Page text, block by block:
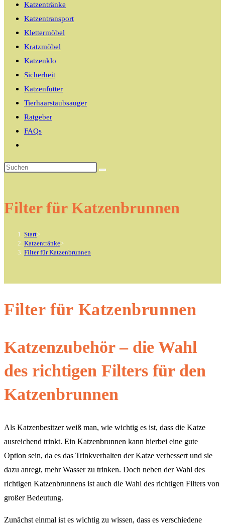
Katzentränke
Katzentransport
Klettermöbel
Kratzmöbel
Katzenklo
Sicherheit
Katzenfutter
Tierhaarstaubsauger
Ratgeber
FAQs
umschalten
Filter für Katzenbrunnen
Start>
Katzentränke>
Filter für Katzenbrunnen
Filter für Katzenbrunnen
Katzenzubehör – die Wahl
des richtigen Filters für den
Katzenbrunnen
Als Katzenbesitzer weiß man, wie wichtig es ist, dass die Katze
ausreichend trinkt. Ein Katzenbrunnen kann hierbei eine gute
Option sein, da es das Trinkverhalten der Katze verbessert und sie
dazu anregt, mehr Wasser zu trinken. Doch neben der Wahl des
richtigen Katzenbrunnens ist auch die Wahl des richtigen Filters von
großer Bedeutung.
Zunächst einmal ist es wichtig zu wissen, dass es verschiedene